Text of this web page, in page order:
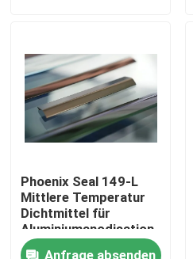
Videos
Über uns
Werksbesichtigung
Qualitätskontrolle
Phoenix Seal 149-L
Mittlere Temperatur
Dichtmittel für
Aluminiumanodisation
Anfrage absenden